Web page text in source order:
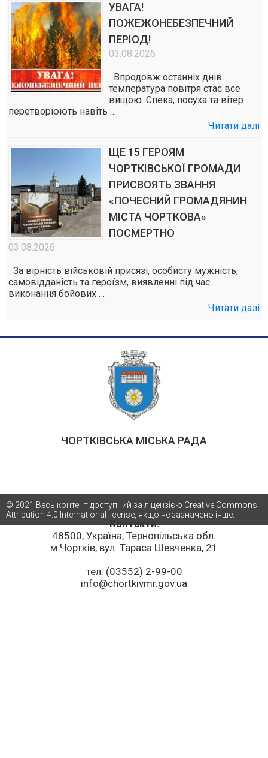
УВАГА!
ПОЖЕЖОНЕБЕЗПЕЧНИЙ
ПЕРІОД!
03.08.2026
Впродовж останніх днів
температура повітря стає все
вищою. Спека, посуха та вітер
перетворюють навіть …
Читати далі
ЩЕ 15 ГЕРОЯМ
ЧОРТКІВСЬКОЇ ГРОМАДИ
ПРИСВОЯТЬ ЗВАННЯ
«ПОЧЕСНИЙ ГРОМАДЯНИН
МІСТА ЧОРТКОВА»
ПОСМЕРТНО
03.08.2026
За вірність військовій присязі, особисту мужність,
самовідданість та героїзм, виявленні під час
виконання бойових …
Читати далі
ЧОРТКІВСЬКА МІСЬКА РАДА
Контакти:
48500, Україна, Тернопільська обл.
м.Чортків, вул. Тараса Шевченка, 21
тел. (03552) 2-99-00
info@chortkivmr.gov.ua
© 2021 Весь контент доступний за ліцензією Creative Commons
Attribution 4.0 International license, якщо не зазначено інше.